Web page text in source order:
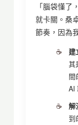
「腦袋懂
就卡關。桑
節奏，因為
建
其
間
AI
解
到